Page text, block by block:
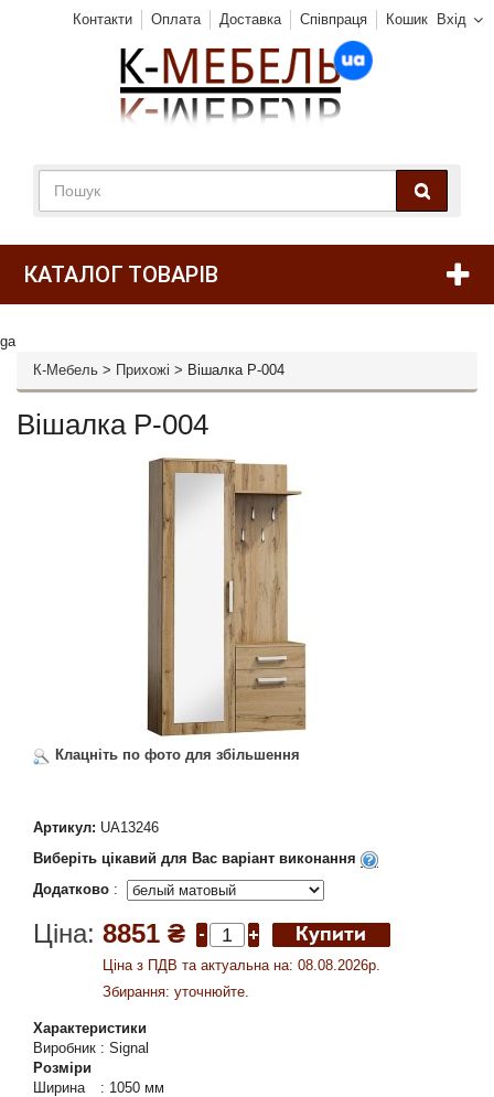
Вхід
Контакти Оплата Доставка Співпраця Кошик
КАТАЛОГ ТОВАРІВ
ga
К-Мебель > Прихожі > Вішалка P-004
Вішалка P-004
Клацніть по фото для збільшення
Артикул: UA13246
Виберіть цікавий для Вас варіант виконання
Додатково :
Ціна: 8851 ₴
Ціна з ПДВ та актуальна на: 08.08.2026р.
Збирання: уточнюйте.
Характеристики
Виробник : Signal
Розміри
Ширина
: 1050 мм